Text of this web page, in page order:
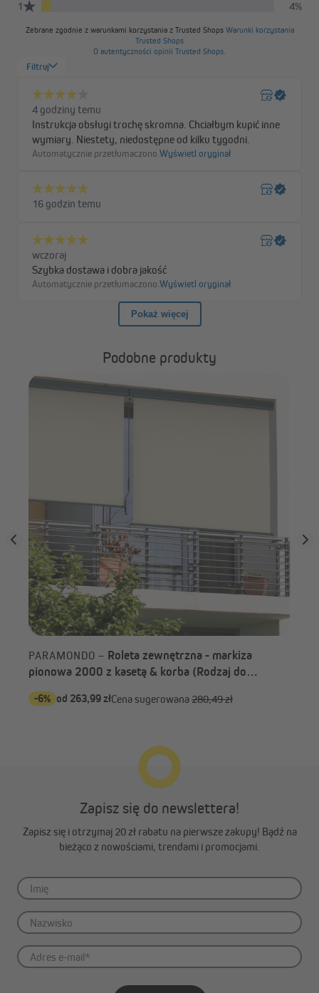
powietrza, co zmniejsza nacisk wiatru na roletę i poprawia jej
180 g/m² został zaprojektowany z myślą o wieloletnim
użytkowaniu na zewnątrz. Jest odporny na rozdarcia,
zachowuje swój kształt i szybko schnie po deszczu.
Detale rolety balkonowej | markizy pionowej
Podobne produkty
PARAMONDO – Roleta zewnętrzna - markiza
pionowa 2000 z kasetą & korba (Rodzaj do
-6% od 263,99 złCena sugerowana280,49 zł
Zapisz się do newslettera!
Zapisz się i otrzymaj 20 zł rabatu na pierwsze zakupy! Bądź na
bieżąco z nowościami, trendami i promocjami.